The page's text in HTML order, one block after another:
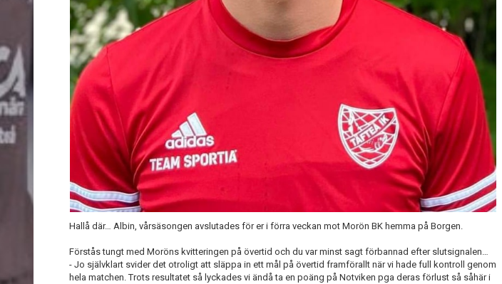
Hallå där… Albin, vårsäsongen avslutades för er i förra veckan mot Morön BK hemma på Borgen.
Förstås tungt med Moröns kvitteringen på övertid och du var minst sagt förbannad efter slutsignalen…
- Jo självklart svider det otroligt att släppa in ett mål på övertid framförallt när vi hade full kontroll genom
hela matchen. Trots resultatet så lyckades vi ändå ta en poäng på Notviken pga deras förlust så såhär i